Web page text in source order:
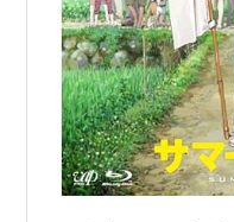
バーナード・ヒュー
ダン・ショア
概要
天才的プログラマーの
コンピュータ世界に飛